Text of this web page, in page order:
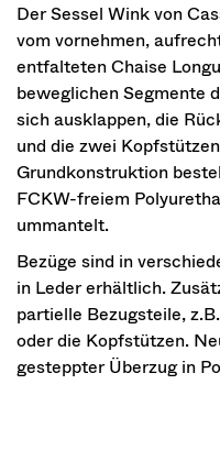
Der Sessel Wink von
vom vornehmen,
entfalteten Chaise
beweglichen Segmente
sich ausklappen, die
und die zwei
Grundkonstruktion
FCKW-freiem
ummantelt.
Bezüge sind in
in Leder erhältlich.
partielle Bezugsteile,
oder die Kopfstützen.
gesteppter Überzug in